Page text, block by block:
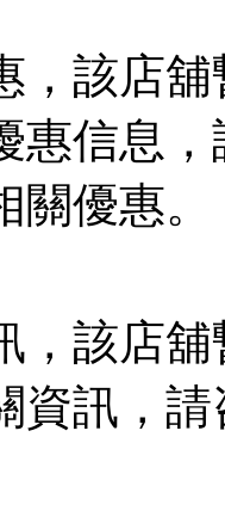
，該店
惠信息
優惠。
，該店
資訊，